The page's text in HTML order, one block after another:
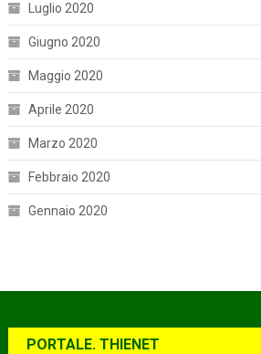
Luglio 2020
Giugno 2020
Maggio 2020
Aprile 2020
Marzo 2020
Febbraio 2020
Gennaio 2020
PORTALE. THIENET